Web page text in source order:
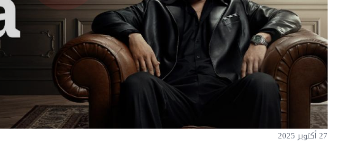
27 أكتوبر 2025